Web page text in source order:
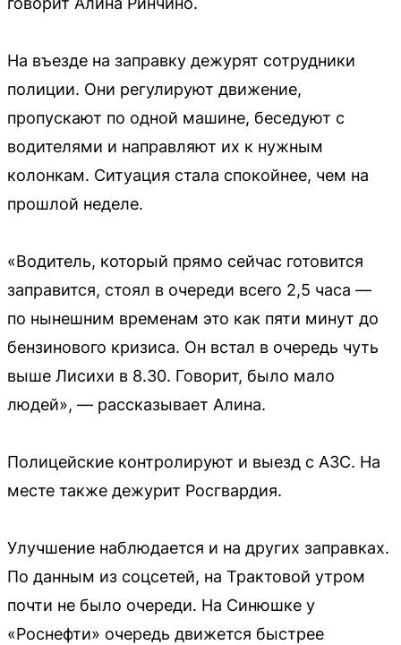
На въезде на заправку дежурят сотрудники
полиции. Они регулируют движение,
пропускают по одной машине, беседуют с
водителями и направляют их к нужным
колонкам. Ситуация стала спокойнее, чем на
прошлой неделе.
«Водитель, который прямо сейчас готовится
заправится, стоял в очереди всего 2,5 часа —
по нынешним временам это как пяти минут до
бензинового кризиса. Он встал в очередь чуть
выше Лисихи в 8.30. Говорит, было мало
людей», — рассказывает Алина.
Полицейские контролируют и выезд с АЗС. На
месте также дежурит Росгвардия.
Улучшение наблюдается и на других заправках.
По данным из соцсетей, на Трактовой утром
почти не было очереди. На Синюшке у
«Роснефти» очередь движется быстрее